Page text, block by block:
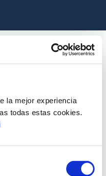
la mejor experiencia
todas estas cookies.